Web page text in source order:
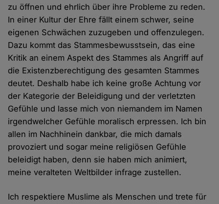
zu öffnen und ehrlich über ihre Probleme zu reden.
In einer Kultur der Ehre fällt einem schwer, seine
eigenen Schwächen zuzugeben und offenzulegen.
Dazu kommt das Stammesbewusstsein, das eine
Kritik an einem Aspekt des Stammes als Angriff auf
die Existenzberechtigung des gesamten Stammes
deutet. Deshalb habe ich keine große Achtung vor
der Kategorie der Beleidigung und der verletzten
Gefühle und lasse mich von niemandem im Namen
irgendwelcher Gefühle moralisch erpressen. Ich bin
allen im Nachhinein dankbar, die mich damals
provoziert und sogar meine religiösen Gefühle
beleidigt haben, denn sie haben mich animiert,
meine veralteten Weltbilder infrage zustellen.
Ich respektiere Muslime als Menschen und trete für